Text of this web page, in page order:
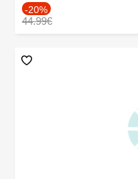
-20%
44.99€